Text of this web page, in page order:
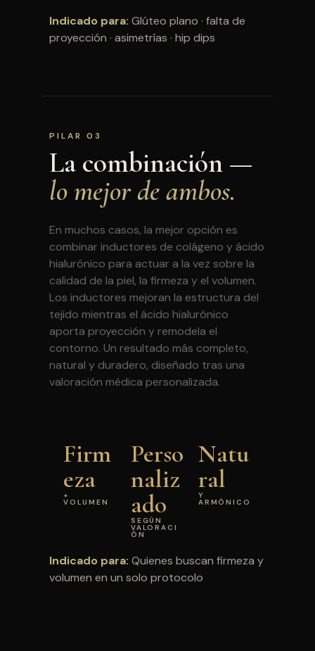
Indicado para: Glúteo plano · falta de
proyección · asimetrías · hip dips
PILAR 03
La combinación —
lo mejor de ambos.
En muchos casos, la mejor opción es
combinar inductores de colágeno y ácido
hialurónico para actuar a la vez sobre la
calidad de la piel, la firmeza y el volumen.
Los inductores mejoran la estructura del
tejido mientras el ácido hialurónico
aporta proyección y remodela el
contorno. Un resultado más completo,
natural y duradero, diseñado tras una
valoración médica personalizada.
Firm
eza
+
VOLUMEN
Perso
naliz
ado
SEGÚN
VALORACI
ÓN
Natu
ral
Y
ARMÓNICO
Indicado para: Quienes buscan firmeza y
volumen en un solo protocolo